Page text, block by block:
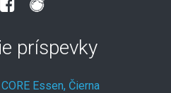
príspevky
Essen, Čierna